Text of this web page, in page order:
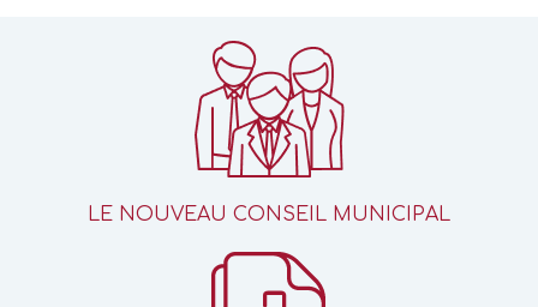
LE NOUVEAU CONSEIL MUNICIPAL